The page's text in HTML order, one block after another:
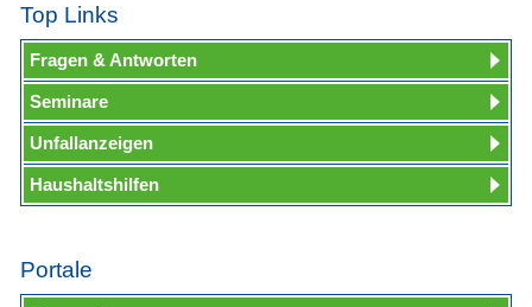
Top Links
Fragen & Antworten
Seminare
Unfallanzeigen
Haushaltshilfen
Portale